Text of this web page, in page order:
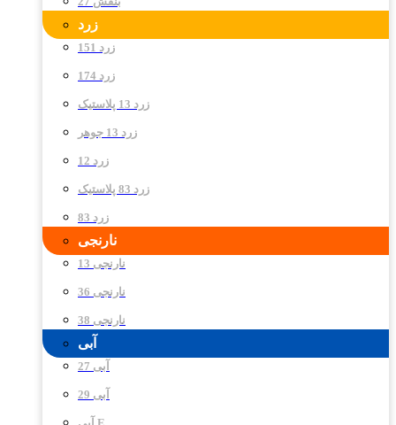
زرد
زرد 151
زرد 174
زرد 13 پلاستیک
زرد 13 جوهر
زرد 12
زرد 83 پلاستیک
زرد 83
نارنجی
نارنجی 13
نارنجی 36
نارنجی 38
آبی
آبی 27
آبی 29